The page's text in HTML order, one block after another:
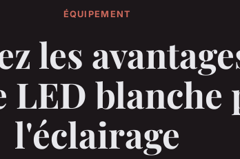
ÉQUIPEMENT
les
LED blanche
l'éclairage